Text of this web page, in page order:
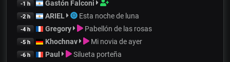
-1 h Gastón Falconi
-2 h ARIEL Esta noche de luna
-4 h Gregory Pabellón de las rosas
-5 h Khochnav Mi novia de ayer
-6 h Paul Silueta porteña